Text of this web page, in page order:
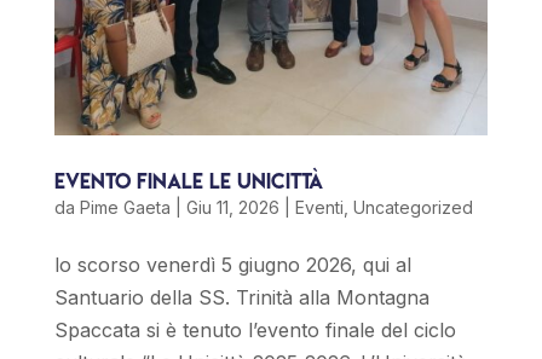
Evento finale le Unicittà
da Pime Gaeta Giu 11, 2026 Eventi Uncategorized
lo scorso venerdì 5 giugno 2026, qui al
Santuario della SS. Trinità alla Montagna
Spaccata si è tenuto l’evento finale del ciclo